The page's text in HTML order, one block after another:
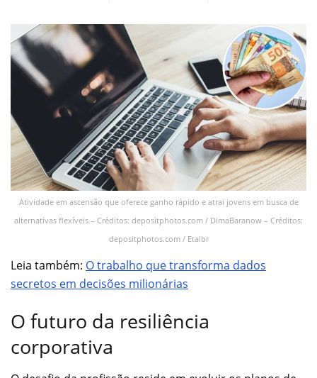
Atividade em ascensão que oferece ganho rápido e atrai jovens em busca de
alternativas flexíveis – Créditos: depositphotos.com / DimaBaranow – Créditos:
depositphotos.com / Etalbr
Leia também: O trabalho que transforma dados
secretos em decisões milionárias
O futuro da resiliência
corporativa